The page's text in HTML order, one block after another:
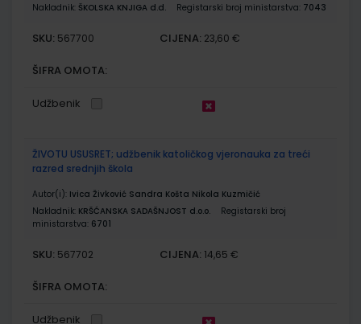
Nakladnik: ŠKOLSKA KNJIGA d.d. Registarski broj ministarstva: 7043
SKU: 567700 CIJENA: 23,60 €
ŠIFRA OMOTA:
Udžbenik
ŽIVOTU USUSRET; udžbenik katoličkog vjeronauka za treći
razred srednjih škola
Autor(i): Ivica Živković Sandra Košta Nikola Kuzmičić
Nakladnik: KRŠĆANSKA SADAŠNJOST d.o.o.
Registarski broj
ministarstva: 6701
SKU: 567702 CIJENA: 14,65 €
ŠIFRA OMOTA:
Udžbenik